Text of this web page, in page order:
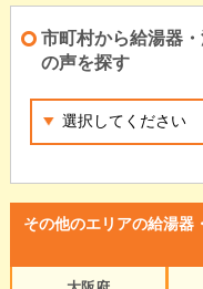
市町村から給湯器
の声を探す
その他のエリアの給湯器